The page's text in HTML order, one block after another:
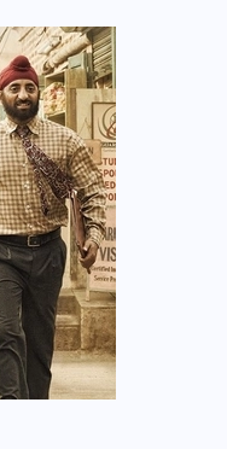
वोटर लिस्ट
हुआ बदलाव,
पूरी लिस्ट